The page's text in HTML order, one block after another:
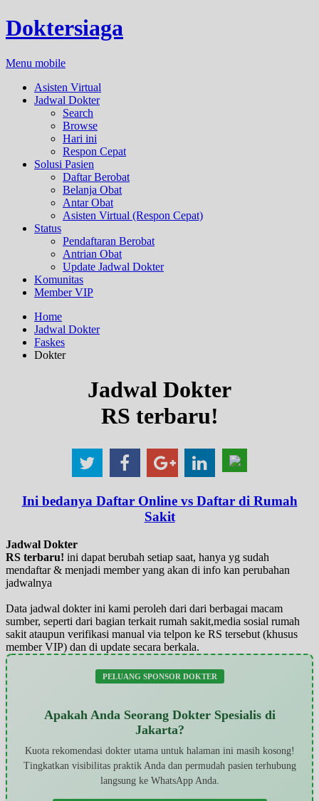
Doktersiaga
Menu mobile
Asisten Virtual
Jadwal Dokter
Search
Browse
Hari ini
Respon Cepat
Solusi Pasien
Daftar Berobat
Belanja Obat
Antar Obat
Asisten Virtual (Respon Cepat)
Status
Pendaftaran Berobat
Antrian Obat
Update Jadwal Dokter
Komunitas
Member VIP
Home
Jadwal Dokter
Faskes
Dokter
Jadwal Dokter
RS terbaru!
Ini bedanya Daftar Online vs Daftar di Rumah
Sakit
Jadwal Dokter
RS terbaru! ini dapat berubah setiap saat, hanya yg sudah
mendaftar & menjadi member yang akan di info kan perubahan
jadwalnya
Data jadwal dokter ini kami peroleh dari dari berbagai macam
sumber, seperti dari bagian terkait rumah sakit,media sosial rumah
sakit ataupun verifikasi manual via telpon ke RS tersebut (khusus
member VIP) dan di update secara berkala.
PELUANG SPONSOR DOKTER
Apakah Anda Seorang Dokter Spesialis di
Jakarta?
Kuota rekomendasi dokter utama untuk halaman ini masih kosong!
Tingkatkan visibilitas praktik Anda dan permudah pasien terhubung
langsung ke WhatsApp Anda.